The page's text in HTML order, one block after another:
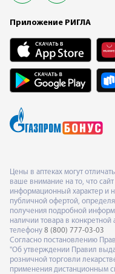
Приложение РИГЛА
Цены в аптеках могут
ваше внимание на то, что сайт
информационный характер и
публичной офертой,
получения подробной
наличии товара в конкретной
телефону 8 (800) 777-03-03
Согласно постановлению
"Об утверждении Правил
розничной торговли
применения дистанционным